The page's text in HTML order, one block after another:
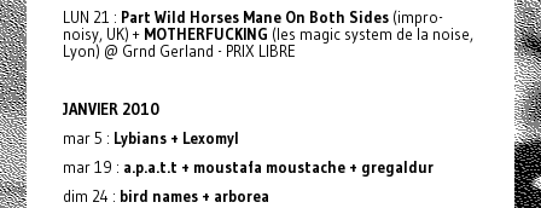
LUN 21 : Part Wild Horses Mane On Both Sides(impro-
noisy, UK) + MOTHERFUCKING (les magic system de la noise,
Lyon) @ Grnd Gerland - PRIX LIBRE
JANVIER 2010
mar 5 : Lybians + Lexomyl
mar 19 : a.p.a.t.t + moustafa moustache + gregaldur
dim 24 : bird names + arborea